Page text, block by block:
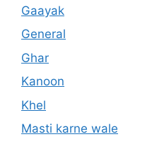
Gaayak
General
Ghar
Kanoon
Khel
Masti karne wale